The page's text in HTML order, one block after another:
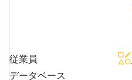
従業員
データベース